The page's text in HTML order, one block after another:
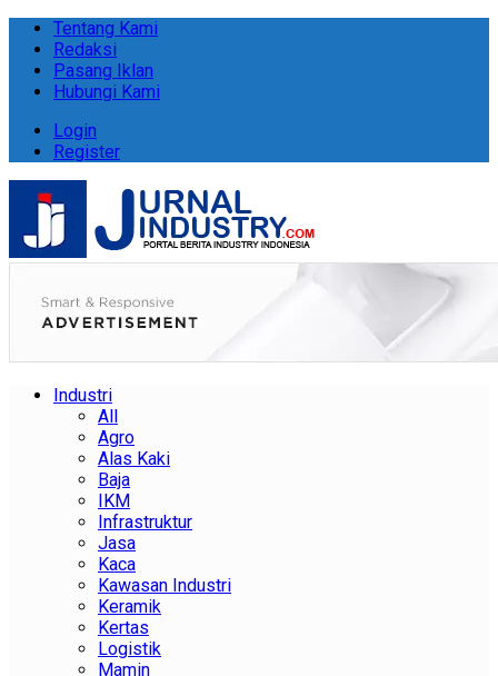
Tentang Kami
Redaksi
Pasang Iklan
Hubungi Kami
Login
Register
Industri
All
Agro
Alas Kaki
Baja
IKM
Infrastruktur
Jasa
Kaca
Kawasan Industri
Keramik
Kertas
Logistik
Mamin